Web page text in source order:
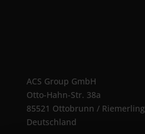
ACS Group GmbH
Otto-Hahn-Str. 38a
85521 Ottobrunn / Riemerling
Deutschland